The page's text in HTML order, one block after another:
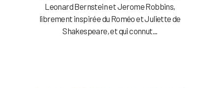
Leonard Bernstein et Jerome Robbins,
librement inspirée du Roméo et Juliette de
Shakespeare, et qui connut...